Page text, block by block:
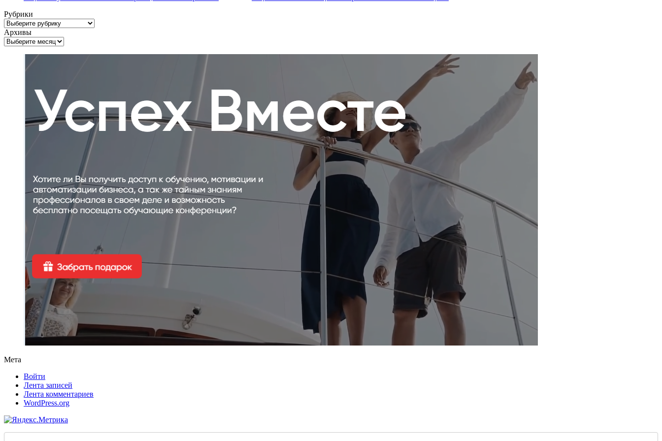
Рубрики
Рубрики
Архивы
Архивы
Мета
Войти
Лента записей
Лента комментариев
WordPress.org